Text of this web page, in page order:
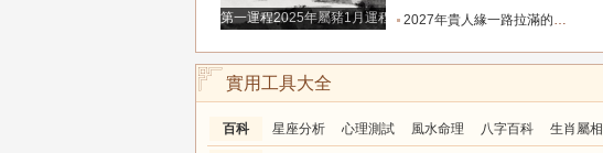
第一運程2025年屬豬1月運程解析2027年貴人緣一路拉滿的三大生肖！處處有人幫扶，全年順風順水少坎坷_合作_人脈_事業
實用工具大全
百科 星座分析 心理測試 風水命理 八字百科 生肖屬相